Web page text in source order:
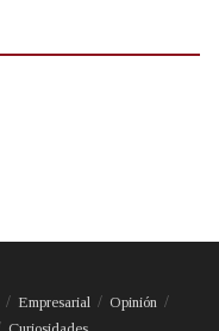
Empresarial
Opinión